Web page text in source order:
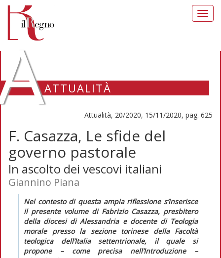
ATTUALITÀ
Attualità, 20/2020, 15/11/2020, pag. 625
F. Casazza, Le sfide del
governo pastorale
In ascolto dei vescovi italiani
Giannino Piana
Nel contesto di questa ampia riflessione s’inserisce
il presente volume di Fabrizio Casazza, presbitero
della diocesi di Alessandria e docente di Teologia
morale presso la sezione torinese della Facoltà
teologica dell’Italia settentrionale, il quale si
propone – come precisa nell’Introduzione–